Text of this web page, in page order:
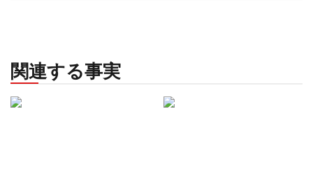
関連する事実